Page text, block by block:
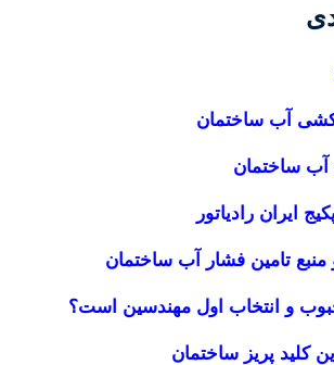
آب ساختمان
آب ساختمان
ایران رادیاتور
تامین فشار آب ساختمان
و انتخاب اول مهندسین است؟
کلید پریز ساختمان